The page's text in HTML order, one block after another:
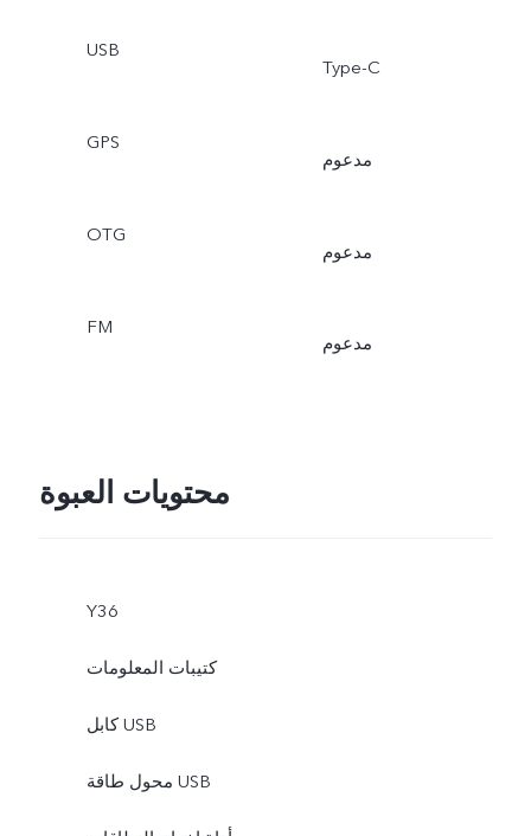
USB
Type-C
GPS
مدعوم
OTG
مدعوم
FM
مدعوم
محتويات العبوة
Y36
كتيبات المعلومات
كابل USB
محول طاقة USB